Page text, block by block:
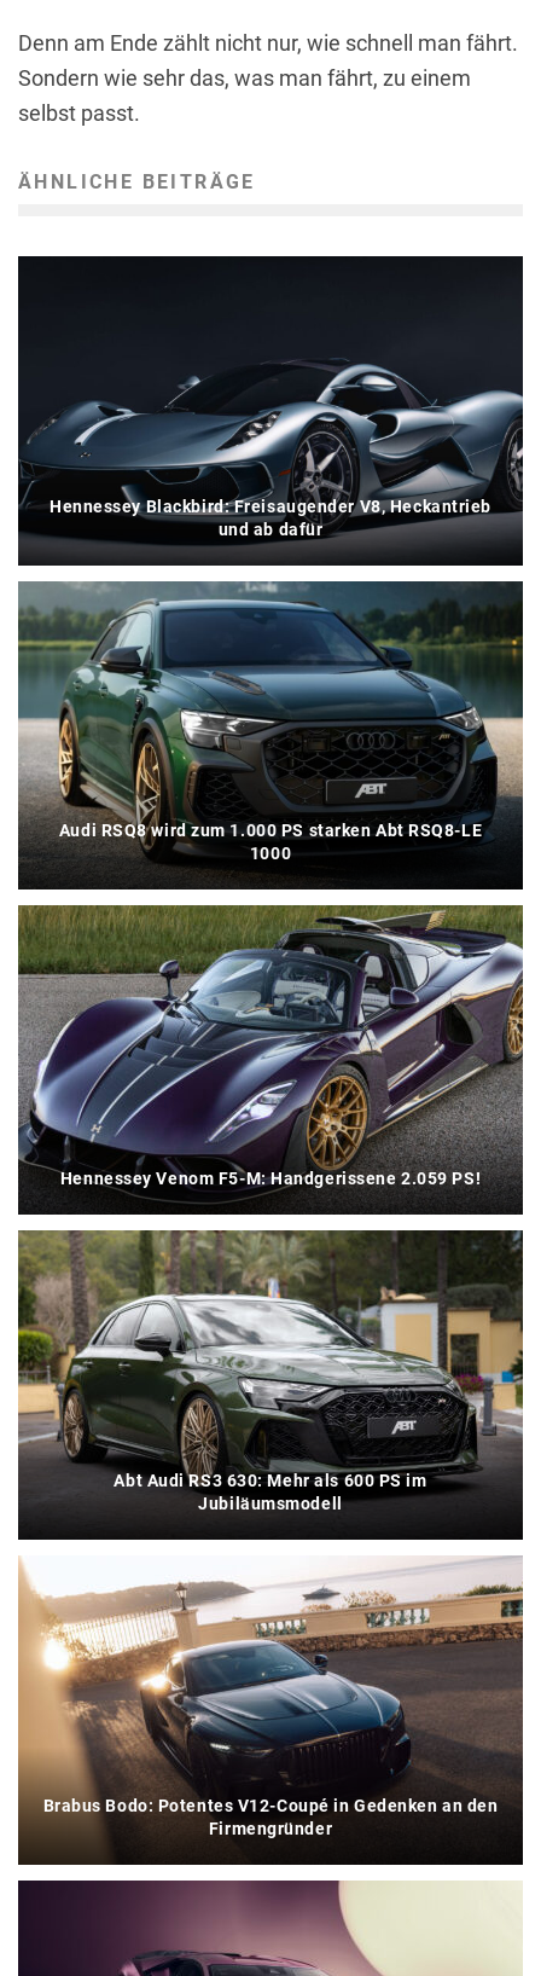
Denn am Ende zählt nicht nur, wie schnell man fährt.
Sondern wie sehr das, was man fährt, zu einem
selbst passt.
ÄHNLICHE BEITRÄGE
Hennessey Blackbird: Freisaugender V8, Heckantrieb
und ab dafür
Audi RSQ8 wird zum 1.000 PS starken Abt RSQ8-LE
1000
Hennessey Venom F5-M: Handgerissene 2.059 PS!
Abt Audi RS3 630: Mehr als 600 PS im
Jubiläumsmodell
Brabus Bodo: Potentes V12-Coupé in Gedenken an den
Firmengründer